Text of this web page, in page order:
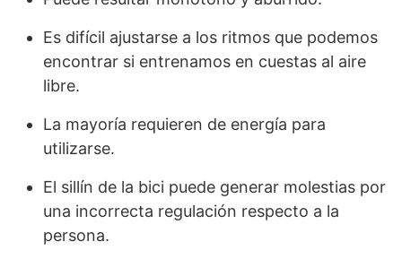
Es difícil ajustarse a los ritmos que podemos
encontrar si entrenamos en cuestas al aire
libre.
La mayoría requieren de energía para
utilizarse.
El sillín de la bici puede generar molestias por
una incorrecta regulación respecto a la
persona.